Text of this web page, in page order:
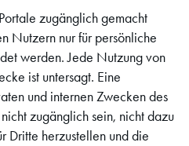
zugänglich gemacht
Nutzern nur für persönliche
werden. Jede Nutzung von
ist untersagt. Eine
und internen Zwecken des
zugänglich sein, nicht dazu
Dritte herzustellen und die